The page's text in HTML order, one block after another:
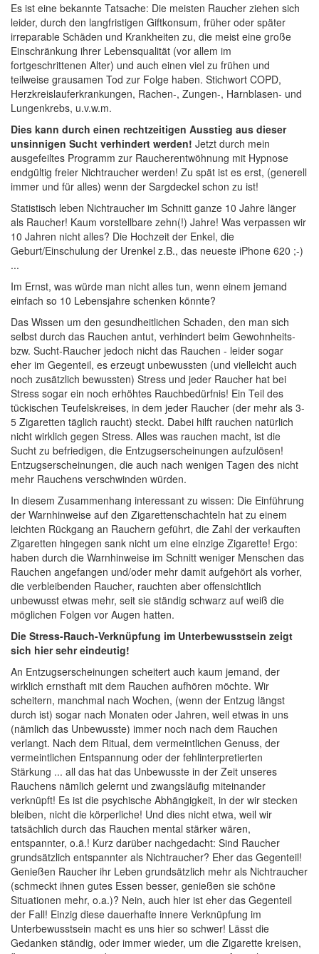
Es ist eine bekannte Tatsache: Die meisten Raucher ziehen sich
leider, durch den langfristigen Giftkonsum, früher oder später
irreparable Schäden und Krankheiten zu, die meist eine große
Einschränkung ihrer Lebensqualität (vor allem im
fortgeschrittenen Alter) und auch einen viel zu frühen und
teilweise grausamen Tod zur Folge haben. Stichwort COPD,
Herzkreislauferkrankungen, Rachen-, Zungen-, Harnblasen- und
Lungenkrebs, u.v.w.m.
Dies kann durch einen rechtzeitigen Ausstieg aus dieser
unsinnigen Sucht verhindert werden! Jetzt durch mein
ausgefeiltes Programm zur Raucherentwöhnung mit Hypnose
endgültig freier Nichtraucher werden! Zu spät ist es erst, (generell
immer und für alles) wenn der Sargdeckel schon zu ist!
Statistisch leben Nichtraucher im Schnitt ganze 10 Jahre länger
als Raucher! Kaum vorstellbare zehn(!) Jahre! Was verpassen wir
10 Jahren nicht alles? Die Hochzeit der Enkel, die
Geburt/Einschulung der Urenkel z.B., das neueste iPhone 620 ;-)
...
Im Ernst, was würde man nicht alles tun, wenn einem jemand
einfach so 10 Lebensjahre schenken könnte?
Das Wissen um den gesundheitlichen Schaden, den man sich
selbst durch das Rauchen antut, verhindert beim Gewohnheits-
bzw. Sucht-Raucher jedoch nicht das Rauchen - leider sogar
eher im Gegenteil, es erzeugt unbewussten (und vielleicht auch
noch zusätzlich bewussten) Stress und jeder Raucher hat bei
Stress sogar ein noch erhöhtes Rauchbedürfnis! Ein Teil des
tückischen Teufelskreises, in dem jeder Raucher (der mehr als 3-
5 Zigaretten täglich raucht) steckt. Dabei hilft rauchen natürlich
nicht wirklich gegen Stress. Alles was rauchen macht, ist die
Sucht zu befriedigen, die Entzugserscheinungen aufzulösen!
Entzugserscheinungen, die auch nach wenigen Tagen des nicht
mehr Rauchens verschwinden würden.
In diesem Zusammenhang interessant zu wissen: Die Einführung
der Warnhinweise auf den Zigarettenschachteln hat zu einem
leichten Rückgang an Rauchern geführt, die Zahl der verkauften
Zigaretten hingegen sank nicht um eine einzige Zigarette! Ergo:
haben durch die Warnhinweise im Schnitt weniger Menschen das
Rauchen angefangen und/oder mehr damit aufgehört als vorher,
die verbleibenden Raucher, rauchten aber offensichtlich
unbewusst etwas mehr, seit sie ständig schwarz auf weiß die
möglichen Folgen vor Augen hatten.
Die Stress-Rauch-Verknüpfung im Unterbewusstsein zeigt
sich hier sehr eindeutig!
An Entzugserscheinungen scheitert auch kaum jemand, der
wirklich ernsthaft mit dem Rauchen aufhören möchte. Wir
scheitern, manchmal nach Wochen, (wenn der Entzug längst
durch ist) sogar nach Monaten oder Jahren, weil etwas in uns
(nämlich das Unbewusste) immer noch nach dem Rauchen
verlangt. Nach dem Ritual, dem vermeintlichen Genuss, der
vermeintlichen Entspannung oder der fehlinterpretierten
Stärkung ... all das hat das Unbewusste in der Zeit unseres
Rauchens nämlich gelernt und zwangsläufig miteinander
verknüpft! Es ist die psychische Abhängigkeit, in der wir stecken
bleiben, nicht die körperliche! Und dies nicht etwa, weil wir
tatsächlich durch das Rauchen mental stärker wären,
entspannter, o.ä.! Kurz darüber nachgedacht: Sind Raucher
grundsätzlich entspannter als Nichtraucher? Eher das Gegenteil!
Genießen Raucher ihr Leben grundsätzlich mehr als Nichtraucher
(schmeckt ihnen gutes Essen besser, genießen sie schöne
Situationen mehr, o.a.)? Nein, auch hier ist eher das Gegenteil
der Fall! Einzig diese dauerhafte innere Verknüpfung im
Unterbewusstsein macht es uns hier so schwer! Lässt die
Gedanken ständig, oder immer wieder, um die Zigarette kreisen,